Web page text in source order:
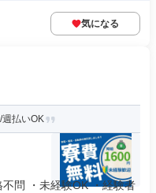
気になる
払いOK
問 ・未経験OK ・経験者